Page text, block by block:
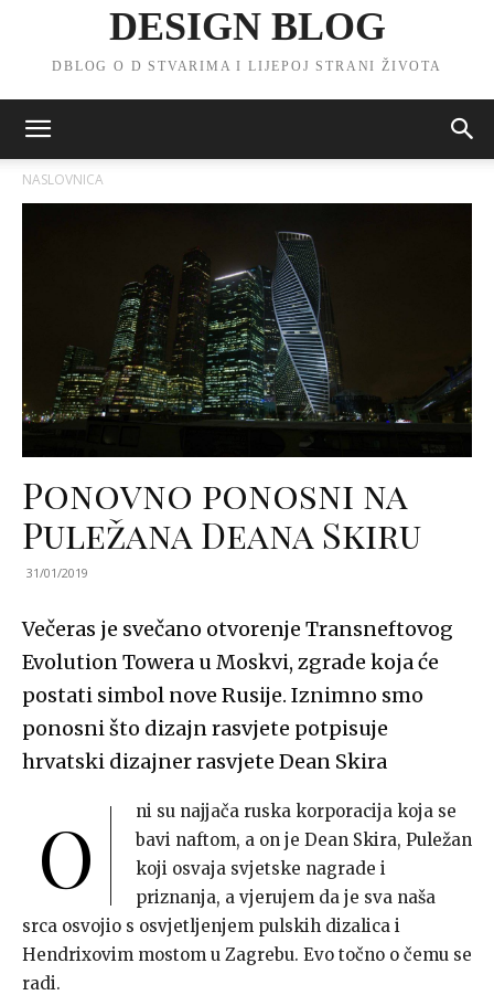
DESIGN BLOG
DBLOG O D STVARIMA I LIJEPOJ STRANI ŽIVOTA
NASLOVNICA
Ponovno ponosni na
Puležana Deana Skiru
31/01/2019
Večeras je svečano otvorenje Transneftovog
Evolution Towera u Moskvi, zgrade koja će
postati simbol nove Rusije. Iznimno smo
ponosni što dizajn rasvjete potpisuje
hrvatski dizajner rasvjete Dean Skira
O
ni su najjača ruska korporacija koja se
bavi naftom, a on je Dean Skira, Puležan
koji osvaja svjetske nagrade i
priznanja, a vjerujem da je sva naša
srca osvojio s osvjetljenjem pulskih dizalica i
Hendrixovim mostom u Zagrebu. Evo točno o čemu se
radi.